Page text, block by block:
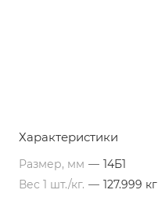
Характеристики
Размер, мм — 14Б1
Вес 1 шт./кг. — 127.999 кг